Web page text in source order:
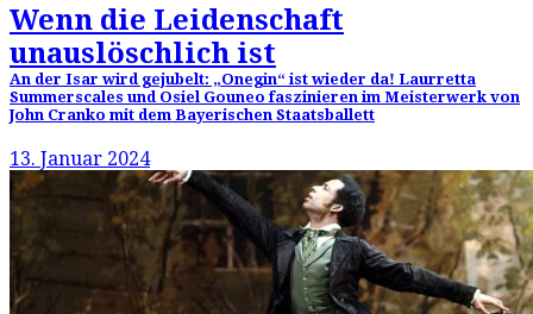
Wenn die Leidenschaft
unauslöschlich ist
An der Isar wird gejubelt: „Onegin“ ist wieder da! Laurretta
Summerscales und Osiel Gouneo faszinieren im Meisterwerk von
John Cranko mit dem Bayerischen Staatsballett
13. Januar 2024